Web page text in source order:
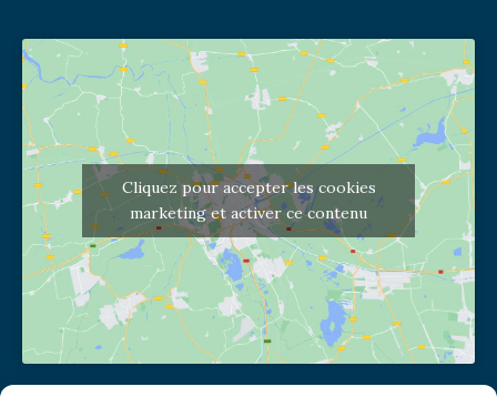
Cliquez pour accepter les cookies
marketing et activer ce contenu